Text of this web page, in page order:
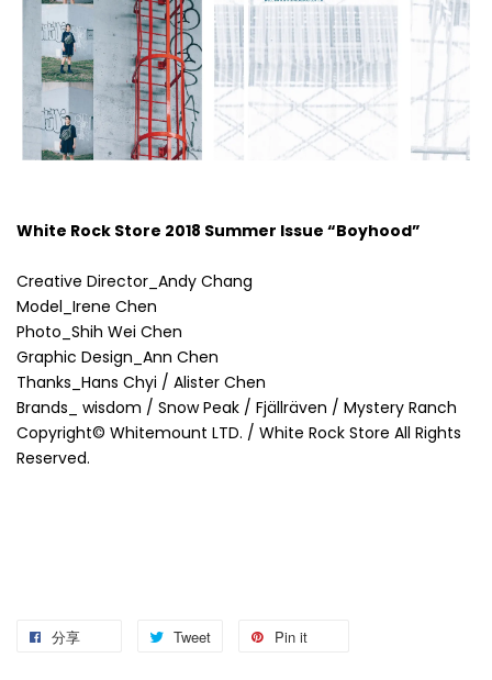
White Rock Store 2018 Summer Issue “Boyhood”
Creative Director_Andy Chang
Model_Irene Chen
Photo_Shih Wei Chen
Graphic Design_Ann Chen
Thanks_Hans Chyi / Alister Chen
Brands_ wisdom / Snow Peak / Fjällräven / Mystery Ranch
Copyright© Whitemount LTD. / White Rock Store All Rights
Reserved.
分享 Tweet Pin it